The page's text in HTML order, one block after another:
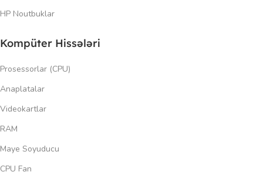
HP Noutbuklar
Kompüter Hissələri
Prosessorlar (CPU)
Anaplatalar
Videokartlar
RAM
Maye Soyuducu
CPU Fan